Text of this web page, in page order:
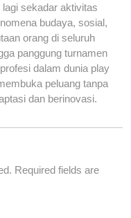
sekadar aktivitas
budaya, sosial,
orang di seluruh
panggung turnamen
dalam dunia play
peluang tanpa
dan berinovasi.
Required fields are